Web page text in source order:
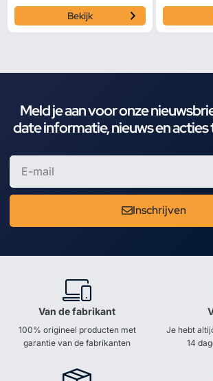
Bekijk
Meld je aan voor onze
date informatie, nieuws en
Inschrijven
Van de fabrikant
100% origineel producten met
garantie van de fabrikanten
Je hebt
14